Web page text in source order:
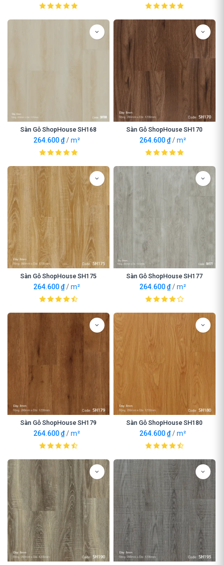
Sàn Gỗ ShopHouse SH168
264.600₫ /m²
Sàn Gỗ ShopHouse SH170
264.600₫ /m²
Sàn Gỗ ShopHouse SH175
264.600₫ /m²
Sàn Gỗ ShopHouse SH177
264.600₫ /m²
Sàn Gỗ ShopHouse SH179
264.600₫ /m²
Sàn Gỗ ShopHouse SH180
264.600₫ /m²